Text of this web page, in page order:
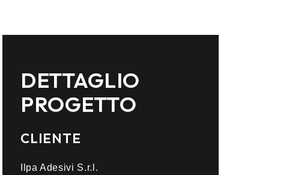
DETTAGLIO
PROGETTO
CLIENTE
Ilpa Adesivi S.r.l.